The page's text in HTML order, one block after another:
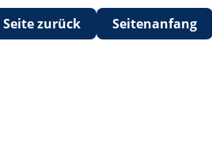
Seite zurück Seitenanfang